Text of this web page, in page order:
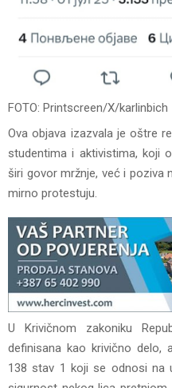
FOTO: Printscreen/X/karlinbich
Ova objava izazvala je oštre
studentima i aktivistima, koji
širi govor mržnje, već i poziva
mirno protestuju.
U Krivičnom zakoniku
definisana kao krivično delo,
138 stav 1 koji se odnosi na